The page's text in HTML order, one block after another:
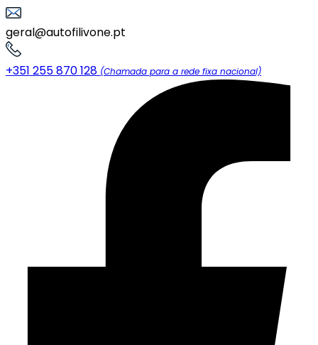
geral@autofilivone.pt
+351 255 870 128 (Chamada para a rede fixa nacional)